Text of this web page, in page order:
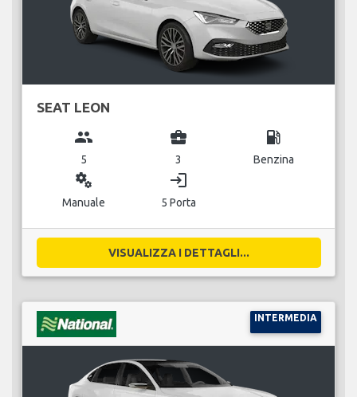
SEAT LEON
group
5
business_center
3
local_gas_station
Benzina
miscellaneous_services
Manuale
login
5 Porta
VISUALIZZA I DETTAGLI...
INTERMEDIA